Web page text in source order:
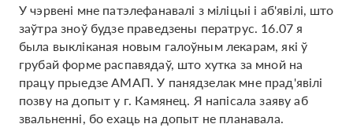
У чэрвені мне патэлефанавалі з міліцыі і аб'явілі, што
заўтра зноў будзе праведзены ператрус. 16.07 я
была выкліканая новым галоўным лекарам, які ў
грубай форме распавядаў, што хутка за мной на
працу прыедзе АМАП. У панядзелак мне прад'явілі
позву на допыт у г. Камянец. Я напісала заяву аб
звальненні, бо ехаць на допыт не планавала.